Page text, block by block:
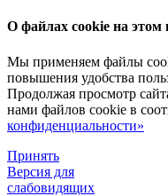
О файлах cookie на этом
Мы применяем файлы
повышения удобства
Продолжая просмотр
нами файлов cookie в
конфиденциальности»
Принять
Версия для
слабовидящих